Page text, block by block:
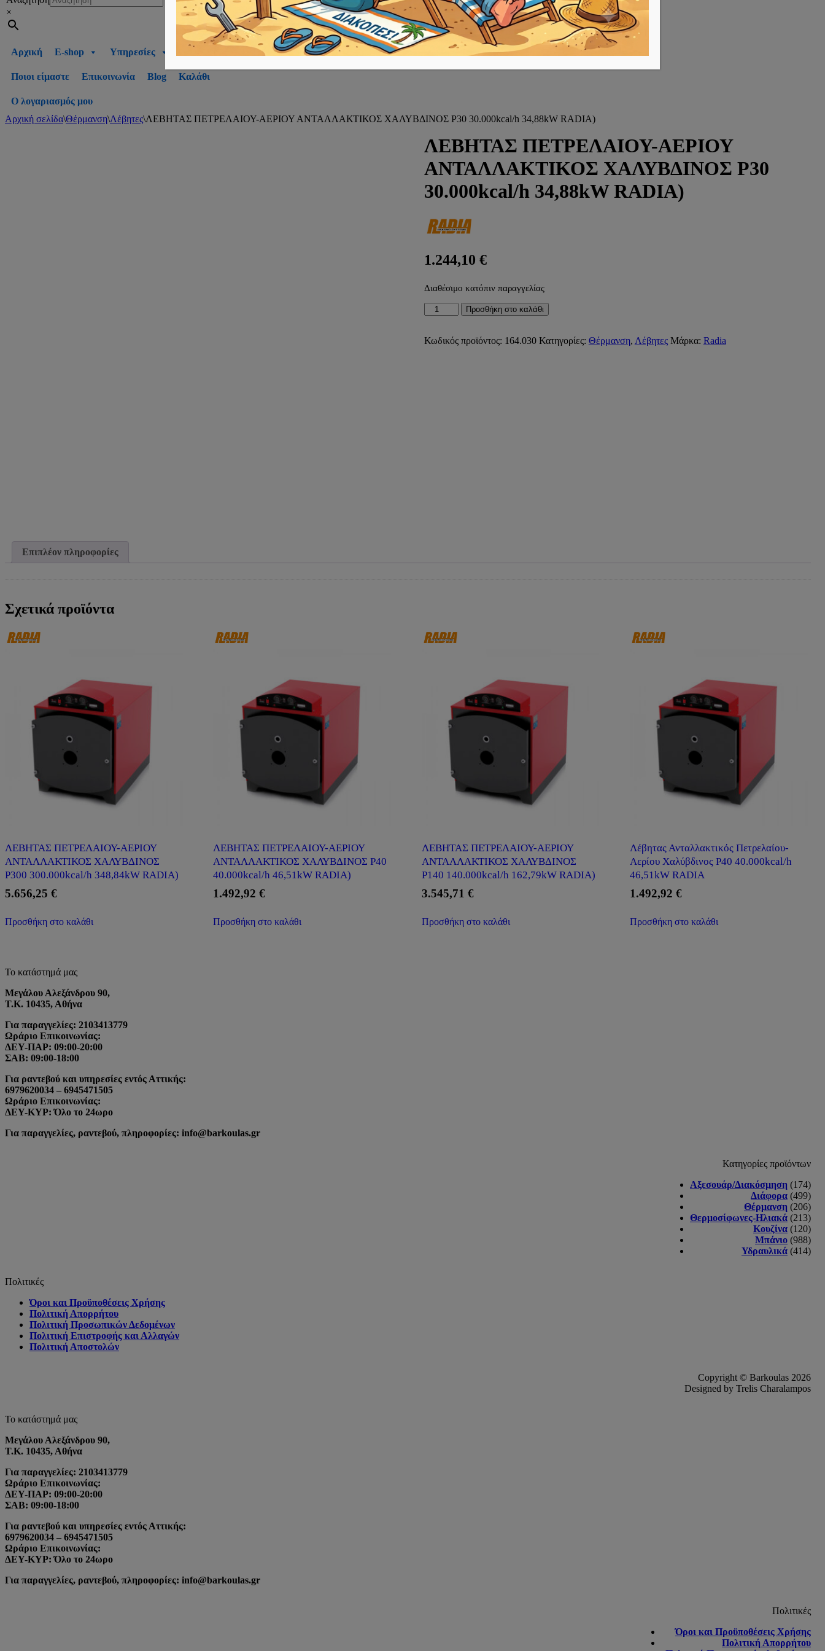
×
Αρχική E-shop Υπηρεσίες
Ποιοι είμαστε Επικοινωνία Blog Καλάθι
Ο λογαριασμός μου
Αρχική σελίδα\Θέρμανση\Λέβητες\ΛΕΒΗΤΑΣ ΠΕΤΡΕΛΑΙΟΥ-ΑΕΡΙΟΥ ΑΝΤΑΛΛΑΚΤΙΚΟΣ ΧΑΛΥΒΔΙΝΟΣ P30 30.000kcal/h 34,88kW RADIA)
ΛΕΒΗΤΑΣ ΠΕΤΡΕΛΑΙΟΥ-ΑΕΡΙΟΥ
ΑΝΤΑΛΛΑΚΤΙΚΟΣ ΧΑΛΥΒΔΙΝΟΣ P30
30.000kcal/h 34,88kW RADIA)
1.244,10 €
Διαθέσιμο κατόπιν παραγγελίας
ΛΕΒΗΤΑΣ
ΠΕΤΡΕΛΑΙΟΥ-
ΑΝΤΑΛΛΑΚΤΙΚΟΣ
Προσθήκη στο καλάθι
Κωδικός προϊόντος: 164.030 Κατηγορίες: Θέρμανση, Λέβητες Μάρκα: Radia
Επιπλέον πληροφορίες
Σχετικά προϊόντα
ΛΕΒΗΤΑΣ ΠΕΤΡΕΛΑΙΟΥ-ΑΕΡΙΟΥ
ΑΝΤΑΛΛΑΚΤΙΚΟΣ ΧΑΛΥΒΔΙΝΟΣ
P300 300.000kcal/h 348,84kW RADIA)
5.656,25 €
Προσθήκη στο καλάθι
ΛΕΒΗΤΑΣ ΠΕΤΡΕΛΑΙΟΥ-ΑΕΡΙΟΥ
ΑΝΤΑΛΛΑΚΤΙΚΟΣ ΧΑΛΥΒΔΙΝΟΣ P40
40.000kcal/h 46,51kW RADIA)
1.492,92€
Προσθήκη στο καλάθι
ΛΕΒΗΤΑΣ ΠΕΤΡΕΛΑΙΟΥ-ΑΕΡΙΟΥ
ΑΝΤΑΛΛΑΚΤΙΚΟΣ ΧΑΛΥΒΔΙΝΟΣ
P140 140.000kcal/h 162,79kW RADIA)
3.545,71 €
Προσθήκη στο καλάθι
Λέβητας Ανταλλακτικός Πετρελαίου-
Αερίου Χαλύβδινος P40 40.000kcal/h
46,51kW RADIA
1.492,92€
Προσθήκη στο καλάθι
Το κατάστημά μας
Μεγάλου Αλεξάνδρου 90,
Τ.Κ. 10435, Αθήνα
Για παραγγελίες: 2103413779
Ωράριο Επικοινωνίας:
ΔΕΥ-ΠΑΡ: 09:00-20:00
ΣΑΒ: 09:00-18:00
Για ραντεβού και υπηρεσίες εντός Αττικής:
6979620034 – 6945471505
Ωράριο Επικοινωνίας:
ΔΕΥ-ΚΥΡ: Όλο το 24ωρο
Για παραγγελίες, ραντεβού, πληροφορίες: info@barkoulas.gr
Κατηγορίες προϊόντων
Αξεσουάρ/Διακόσμηση (174)
Διάφορα (499)
Θέρμανση (206)
Θερμοσίφωνες-Ηλιακά (213)
Κουζίνα (120)
Μπάνιο (988)
Υδραυλικά (414)
Πολιτικές
Όροι και Προϋποθέσεις Χρήσης
Πολιτική Απορρήτου
Πολιτική Προσωπικών Δεδομένων
Πολιτική Επιστροφής και Αλλαγών
Πολιτική Αποστολών
Copyright © Barkoulas 2026
Designed by Trelis Charalampos
Το κατάστημά μας
Μεγάλου Αλεξάνδρου 90,
Τ.Κ. 10435, Αθήνα
Για παραγγελίες: 2103413779
Ωράριο Επικοινωνίας:
ΔΕΥ-ΠΑΡ: 09:00-20:00
ΣΑΒ: 09:00-18:00
Για ραντεβού και υπηρεσίες εντός Αττικής:
6979620034 – 6945471505
Ωράριο Επικοινωνίας:
ΔΕΥ-ΚΥΡ: Όλο το 24ωρο
Για παραγγελίες, ραντεβού, πληροφορίες: info@barkoulas.gr
Πολιτικές
Όροι και Προϋποθέσεις Χρήσης
Πολιτική Απορρήτου